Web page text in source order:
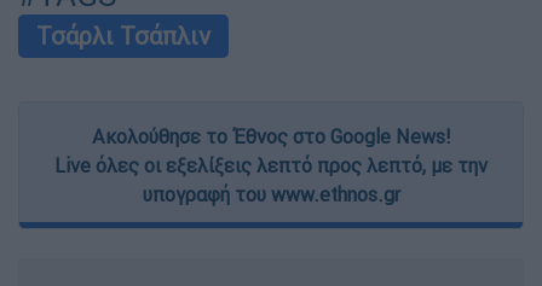
Τσάρλι Τσάπλιν
Ακολούθησε το Έθνος στο Google News!
Live όλες οι εξελίξεις λεπτό προς λεπτό, με την
υπογραφή του www.ethnos.gr